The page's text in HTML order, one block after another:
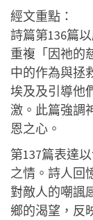
經文重點：
詩篇第136篇
重複「因祂的
中的作為與拯
埃及及引導他
激。此篇強調
恩之心。
第137篇表達
之情。詩人回
對敵人的嘲諷
鄉的渴望，反